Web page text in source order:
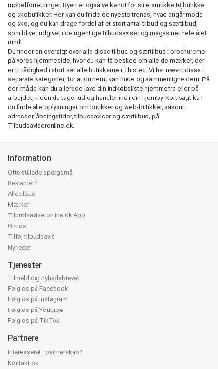
møbelforretninger. Byen er også velkendt for sine smukke tøjbutikker
og skobutikker. Her kan du finde de nyeste trends, hvad angår mode
og sko, og du kan drage fordel af et stort antal tilbud og særtilbud,
som bliver udgivet i de ugentlige tilbudsaviser og magasiner hele året
rundt.
Du finder en oversigt over alle disse tilbud og særtilbud i brochurerne
på vores hjemmeside, hvor du kan få besked om alle de mærker, der
er til rådighed i stort set alle butikkerne i Thisted. Vi har nævnt disse i
separate kategorier, for at du nemt kan finde og sammenligne dem. På
den måde kan du allerede lave din indkøbsliste hjemmefra eller på
arbejdet, inden du tager ud og handler ind i din hjemby. Kort sagt kan
du finde alle oplysninger om butikker og web-butikker, såsom
adresser, åbningstider, tilbudsaviser og særtilbud, på
Tilbudsaviseronline.dk.
Information
Ofte stillede spørgsmål
Reklamér?
Alle tilbud
Mærker
Tilbudsaviseronline.dk App
Om os
Tilføj tilbudsavis
Nyheder
Tjenester
Tilmeld dig nyhedsbrevet
Følg os på Facebook
Følg os på Instagram
Følg os på Youtube
Følg os på TikTok
Partnere
Interesseret i partnerskab?
Kontakt os